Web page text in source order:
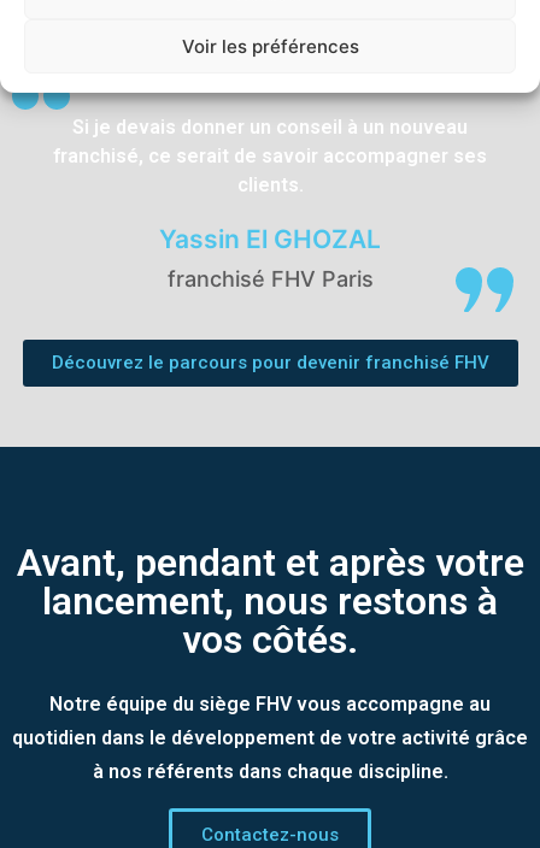
Voir les préférences
Si je devais donner un conseil à un nouveau
franchisé, ce serait de savoir accompagner ses
clients.
Yassin El GHOZAL
franchisé FHV Paris
Découvrez le parcours pour devenir franchisé FHV
Avant, pendant et après votre
lancement, nous restons à
vos côtés.
Notre équipe du siège FHV vous accompagne au
quotidien dans le développement de votre activité grâce
à nos référents dans chaque discipline.
Contactez-nous